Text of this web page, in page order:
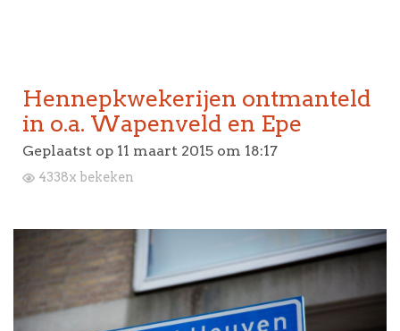
Hennepkwekerijen ontmanteld
in o.a. Wapenveld en Epe
Geplaatst op 11 maart 2015 om 18:17
4338x bekeken